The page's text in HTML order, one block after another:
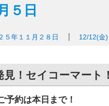
５日
５年１１月２８日 12/12(金)
見！セイコーマート
予約は本日まで！